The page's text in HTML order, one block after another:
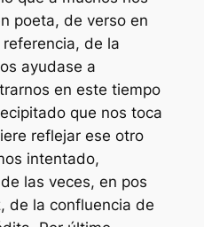
poeta, de verso en
de la
ayudase a
en este tiempo
que nos toca
reflejar ese otro
intentado,
las veces, en pos
de la confluencia de